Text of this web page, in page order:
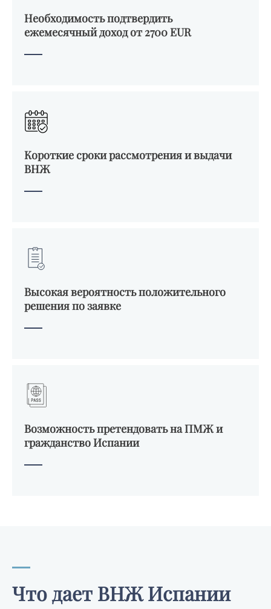
Необходимость подтвердить
ежемесячный доход от 2700 EUR
Короткие сроки рассмотрения и выдачи
ВНЖ
Высокая вероятность положительного
решения по заявке
Возможность претендовать на ПМЖ и
гражданство Испании
Что дает ВНЖ Испании